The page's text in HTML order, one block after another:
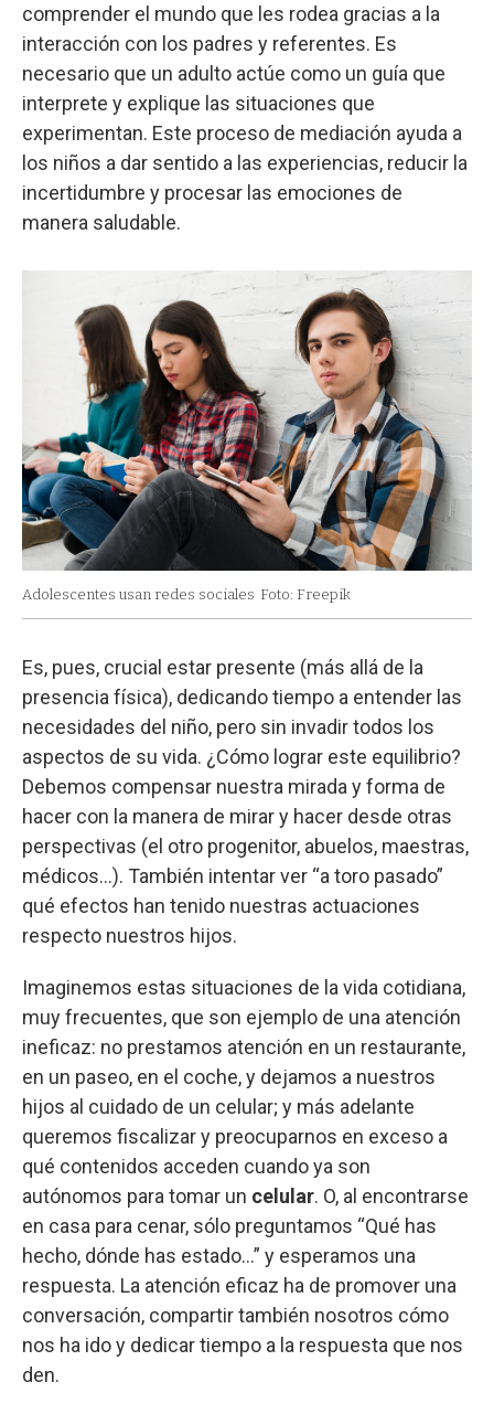
comprender el mundo que les rodea gracias a la
interacción con los padres y referentes. Es
necesario que un adulto actúe como un guía que
interprete y explique las situaciones que
experimentan. Este proceso de mediación ayuda a
los niños a dar sentido a las experiencias, reducir la
incertidumbre y procesar las emociones de
manera saludable.
Adolescentes usan redes sociales Foto: Freepik
Es, pues, crucial estar presente (más allá de la
presencia física), dedicando tiempo a entender las
necesidades del niño, pero sin invadir todos los
aspectos de su vida. ¿Cómo lograr este equilibrio?
Debemos compensar nuestra mirada y forma de
hacer con la manera de mirar y hacer desde otras
perspectivas (el otro progenitor, abuelos, maestras,
médicos…). También intentar ver “a toro pasado”
qué efectos han tenido nuestras actuaciones
respecto nuestros hijos.
Imaginemos estas situaciones de la vida cotidiana,
muy frecuentes, que son ejemplo de una atención
ineficaz: no prestamos atención en un restaurante,
en un paseo, en el coche, y dejamos a nuestros
hijos al cuidado de un celular; y más adelante
queremos fiscalizar y preocuparnos en exceso a
qué contenidos acceden cuando ya son
autónomos para tomar un celular. O, al encontrarse
en casa para cenar, sólo preguntamos “Qué has
hecho, dónde has estado…” y esperamos una
respuesta. La atención eficaz ha de promover una
conversación, compartir también nosotros cómo
nos ha ido y dedicar tiempo a la respuesta que nos
den.